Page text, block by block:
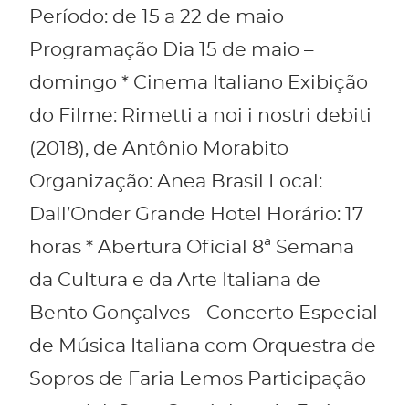
Período: de 15 a 22 de maio
Programação Dia 15 de maio –
domingo * Cinema Italiano Exibição
do Filme: Rimetti a noi i nostri debiti
(2018), de Antônio Morabito
Organização: Anea Brasil Local:
Dall’Onder Grande Hotel Horário: 17
horas * Abertura Oficial 8ª Semana
da Cultura e da Arte Italiana de
Bento Gonçalves - Concerto Especial
de Música Italiana com Orquestra de
Sopros de Faria Lemos Participação